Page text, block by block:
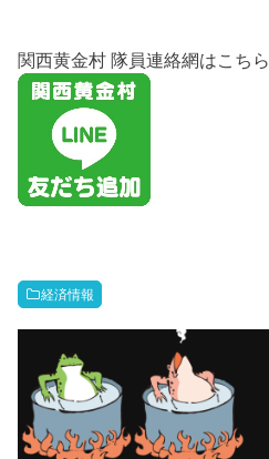
関西黄金村 隊員連絡網はこちら
経済情報